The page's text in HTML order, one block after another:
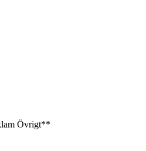
Övrigt**